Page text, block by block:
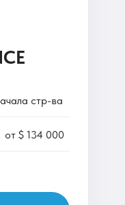
стр-ва
от $ 134 000